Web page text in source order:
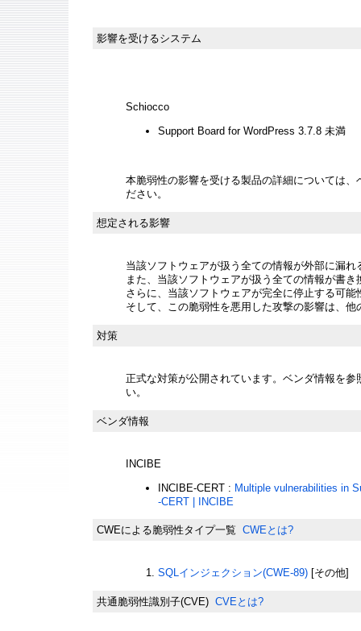
影響を受けるシステム
Schiocco
Support Board for WordPress 3.7.8 未満
本脆弱性の影響を受ける製品の詳細については
ださい。
想定される影響
当該ソフトウェアが扱う全ての情報が外部に漏れ
また、当該ソフトウェアが扱う全ての情報が書
さらに、当該ソフトウェアが完全に停止する可能
そして、この脆弱性を悪用した攻撃の影響は、
対策
正式な対策が公開されています。ベンダ情報を
い。
ベンダ情報
INCIBE
INCIBE-CERT : Multiple vulnerabilities in
-CERT | INCIBE
CWEによる脆弱性タイプ一覧 CWEとは?
SQLインジェクション(CWE-89) [その他]
共通脆弱性識別子(CVE) CVEとは?